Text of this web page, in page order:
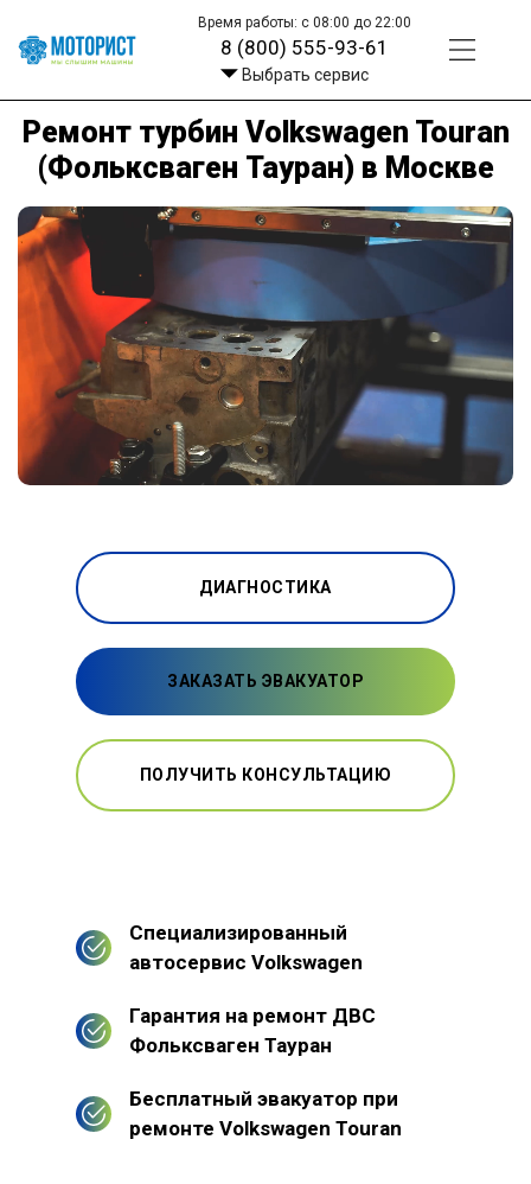
Время работы: с 08:00 до 22:00
8 (800) 555-93-61
Выбрать сервис
Ремонт турбин Volkswagen Touran
(Фольксваген Тауран) в Москве
ДИАГНОСТИКА
ЗАКАЗАТЬ ЭВАКУАТОР
ПОЛУЧИТЬ КОНСУЛЬТАЦИЮ
Специализированный
автосервис Volkswagen
Гарантия на ремонт ДВС
Фольксваген Тауран
Бесплатный эвакуатор при
ремонте Volkswagen Touran